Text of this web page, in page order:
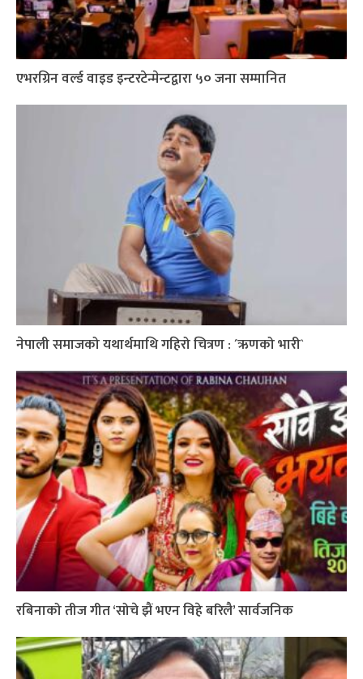
एभरग्रिन वर्ल्ड वाइड इन्टरटेन्मेन्टद्वारा ५० जना सम्मानित
नेपाली समाजको यथार्थमाथि गहिरो चित्रण : ´ऋणको भारी`
रबिनाको तीज गीत ‘सोचे झैं भएन विहे बरिलै’ सार्वजनिक